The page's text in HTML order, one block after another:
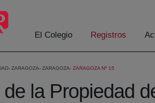
El Colegio Registros
ZARAGOZA ZARAGOZA ZARAGOZA Nº 15
la Propiedad